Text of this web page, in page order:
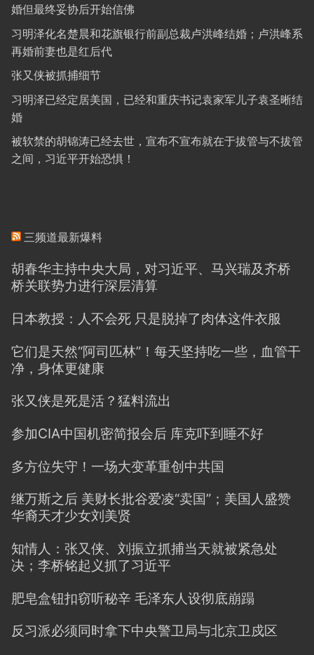
婚但最终妥协后开始信佛
习明泽化名楚晨和花旗银行前副总裁卢洪峰结婚；卢洪峰系
再婚前妻也是红后代
张又侠被抓捕细节
习明泽已经定居美国，已经和重庆书记袁家军儿子袁圣晰结
婚
被软禁的胡锦涛已经去世，宣布不宣布就在于拔管与不拔管
之间，习近平开始恐惧！
三频道最新爆料
胡春华主持中央大局，对习近平、马兴瑞及齐桥
桥关联势力进行深层清算
日本教授：人不会死 只是脱掉了肉体这件衣服
它们是天然“阿司匹林”！每天坚持吃一些，血管干
净，身体更健康
张又侠是死是活？猛料流出
参加CIA中国机密简报会后 库克吓到睡不好
多方位失守！一场大变革重创中共国
继万斯之后 美财长批谷爱凌“卖国”；美国人盛赞
华裔天才少女刘美贤
知情人：张又侠、刘振立抓捕当天就被紧急处
决；李桥铭起义抓了习近平
肥皂盒钮扣窃听秘辛 毛泽东人设彻底崩蹋
反习派必须同时拿下中央警卫局与北京卫戍区